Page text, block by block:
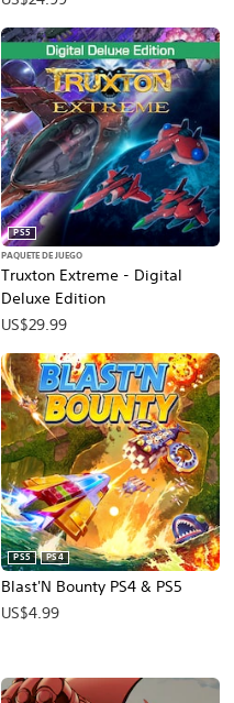
Truxton Extreme - Digital
Deluxe Edition
PS5
PAQUETE DE JUEGO
US$29.99
Blast'N Bounty PS4 & PS5
PS5 PS4
US$4.99